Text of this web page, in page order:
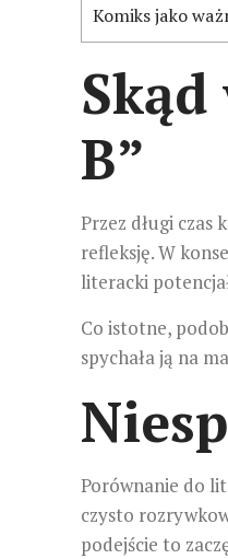
Komiks jako
B”
Przez długi
refleksję. W
literacki
Co istotne,
spychała ją na
Porównanie do
czysto
podejście to